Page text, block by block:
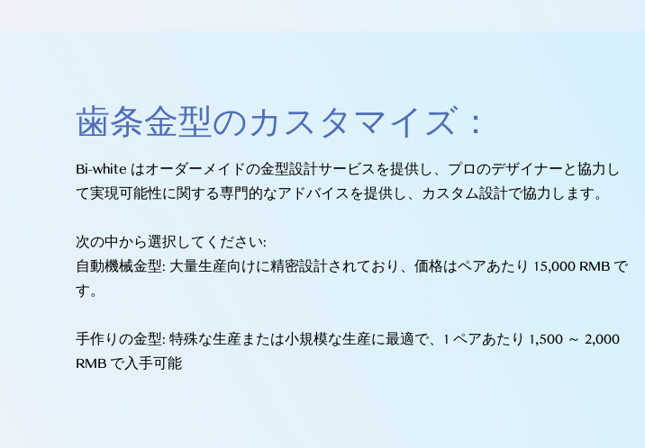
歯条金型のカスタマイズ：
Bi-white はオーダーメイドの金型設計サービスを提供し、プロのデザイナーと協力し
て実現可能性に関する専門的なアドバイスを提供し、カスタム設計で協力します。
次の中から選択してください:
自動機械金型: 大量生産向けに精密設計されており、価格はペアあたり 15,000 RMB で
す。
手作りの金型: 特殊な生産または小規模な生産に最適で、1 ペアあたり 1,500 ～ 2,000
RMB で入手可能